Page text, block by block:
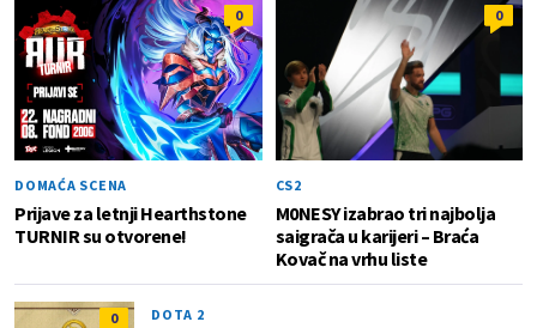
0
DOMAĆA SCENA
Prijave za letnji Hearthstone
TURNIR su otvorene!
0
CS2
M0NESY izabrao tri najbolja
saigrača u karijeri – Braća
Kovač na vrhu liste
0 DOTA 2